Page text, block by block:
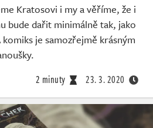
Kratosovi i my a věříme, že i
bude dařit minimálně tak, jako
je samozřejmě krásným
2 minuty 23. 3. 2020